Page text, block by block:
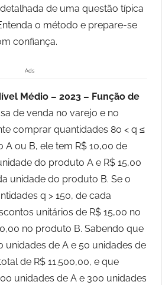
de uma questão típica
o método e prepare-se
confiança.
Ads
Médio – 2023 – Função de
de venda no varejo e no
comprar quantidades 80 < q ≤
A ou B, ele tem R$ 10,00 de
do produto A e R$ 15,00
unidade do produto B. Se o
q > 150, de cada
unitários de R$ 15,00 no
no produto B. Sabendo que
unidades de A e 50 unidades de
de R$ 11.500,00, e que
unidades de A e 300 unidades